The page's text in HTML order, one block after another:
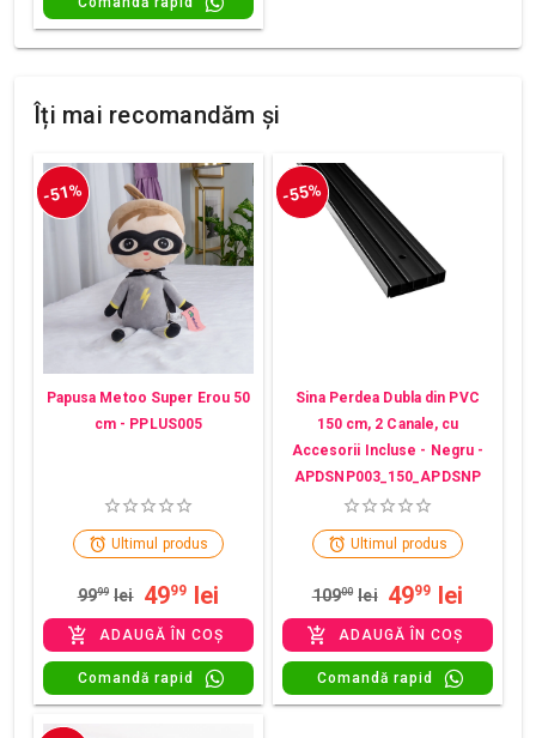
Îți mai recomandăm și
-51%
Papusa Metoo Super Erou 50
cm - PPLUS005
Ultimul produs
9999 lei 4999 lei
ADAUGĂ ÎN COȘ
Comandă rapid
-55%
Sina Perdea Dubla din PVC
150 cm, 2 Canale, cu
Accesorii Incluse - Negru -
APDSNP003_150_APDSNP
Ultimul produs
10900 lei 4999 lei
ADAUGĂ ÎN COȘ
Comandă rapid